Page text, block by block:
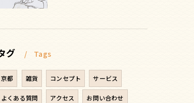
グ Tags
京都 雑貨 コンセプト サービス
よくある質問 アクセス お問い合わせ